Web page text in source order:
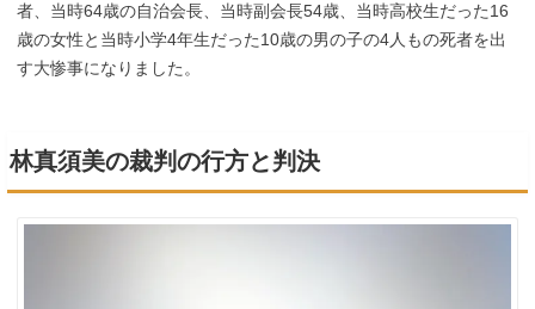
者、当時64歳の自治会長、当時副会長54歳、当時高校生だった16
歳の女性と当時小学4年生だった10歳の男の子の4人もの死者を出
す大惨事になりました。
林真須美の裁判の行方と判決